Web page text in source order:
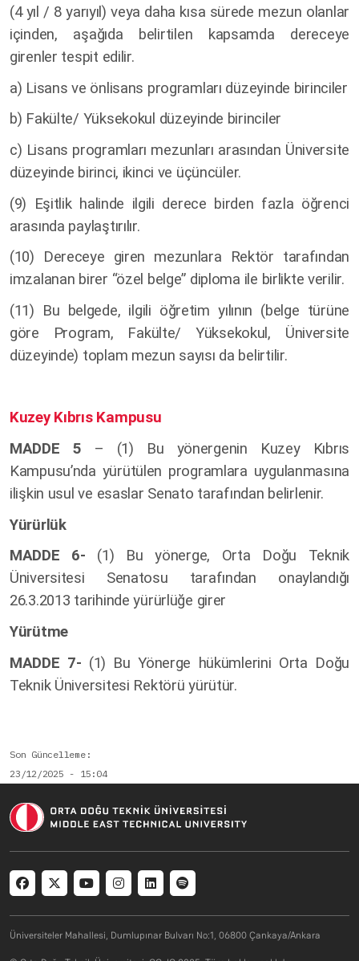
(4 yıl / 8 yarıyıl) veya daha kısa sürede mezun olanlar
içinden, aşağıda belirtilen kapsamda dereceye
girenler tespit edilir.
a) Lisans ve önlisans programları düzeyinde birinciler
b) Fakülte/ Yüksekokul düzeyinde birinciler
c) Lisans programları mezunları arasından Üniversite
düzeyinde birinci, ikinci ve üçüncüler.
(9) Eşitlik halinde ilgili derece birden fazla öğrenci
arasında paylaştırılır.
(10) Dereceye giren mezunlara Rektör tarafından
imzalanan birer “özel belge” diploma ile birlikte verilir.
(11) Bu belgede, ilgili öğretim yılının (belge türüne
göre Program, Fakülte/ Yüksekokul, Üniversite
düzeyinde) toplam mezun sayısı da belirtilir.
Kuzey Kıbrıs Kampusu
MADDE 5 – (1) Bu yönergenin Kuzey Kıbrıs
Kampusu’nda yürütülen programlara uygulanmasına
ilişkin usul ve esaslar Senato tarafından belirlenir.
Yürürlük
MADDE 6- (1) Bu yönerge, Orta Doğu Teknik
Üniversitesi Senatosu tarafından onaylandığı
26.3.2013 tarihinde yürürlüğe girer
Yürütme
MADDE 7- (1) Bu Yönerge hükümlerini Orta Doğu
Teknik Üniversitesi Rektörü yürütür.
Son Güncelleme
23/12/2025 - 15:04
Social menu
Üniversiteler Mahallesi, Dumlupınar Bulvarı No:1, 06800 Çankaya/Ankara